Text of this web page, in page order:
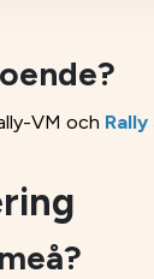
VM och